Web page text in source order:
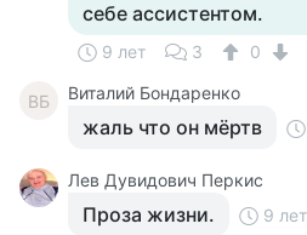
себе ассистентом.
9 лет 3 0
ВБ Виталий Бондаренко
жаль что он мёртв
Лев Дувидович Перкис
Проза жизни. 9 лет